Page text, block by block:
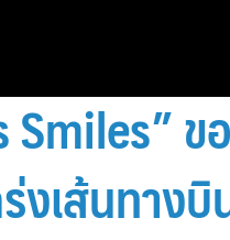
Smiles”
เส้นทาง